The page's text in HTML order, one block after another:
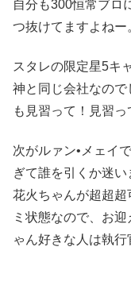
自分も300恒常ブロ
つ抜けてますよねー
スタレの限定星5キ
神と同じ会社なの
も見習って！見習っ
次がルァン•メェイ
ぎて誰を引くか迷い
花火ちゃんが超超
ミ状態なので、お
ゃん好きな人は執行